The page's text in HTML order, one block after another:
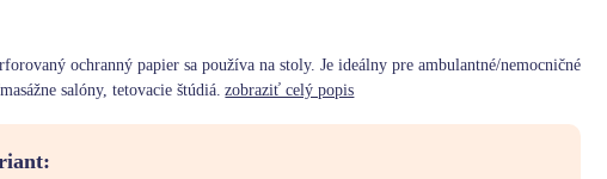
ochranný papier sa používa na stoly. Je ideálny pre ambulantné/nemocničné
salóny, tetovacie štúdiá. zobraziť celý popis